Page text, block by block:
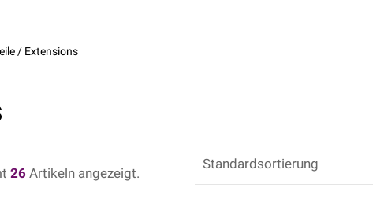
/ Extensions
26 Artikeln angezeigt.